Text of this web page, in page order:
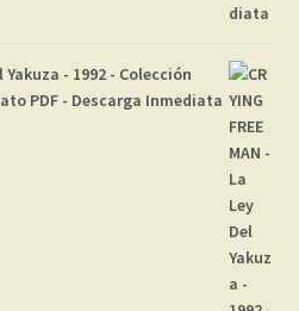
Yakuza - 1992 - Colección
PDF - Descarga Inmediata